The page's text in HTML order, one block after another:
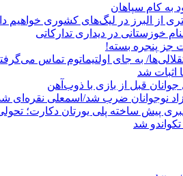
به کام سپاهان
از البرز در لیگ‌های کشوری خواهیم
خوزستانی در دیداری تدارکاتی
جز پنجره بسته!
به جای اولتیماتوم تماس
اثبات شد
جوانان قبل از بازی با ذوب‌آهن
نوجوانان ضرب شد/اسمعلی نقره‌ای
گچبری پیش ساخته پلی یورتان دکارت؛
تکواندو شد